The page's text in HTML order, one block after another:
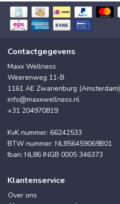
Contactgegevens
Maxx Wellness
Weerenweg 11-B
1161 AE Zwanenburg (Amsterdam)
info@maxxwellness.nl
+31 204970819
KvK nummer: 66242533
BTW nummer: NL856459069B01
Iban: NL86 INGB 0005 346373
Klantenservice
Over ons